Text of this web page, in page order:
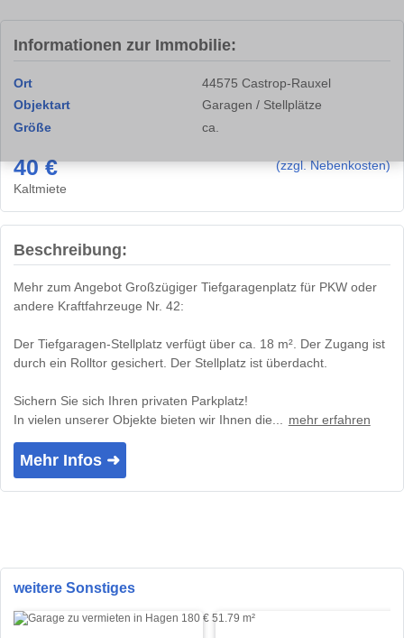
Informationen zur Immobilie:
Ort
44575 Castrop-Rauxel
Objektart
Garagen / Stellplätze
Größe
ca.
40 €
(zzgl. Nebenkosten)
Kaltmiete
Beschreibung:
Mehr zum Angebot Großzügiger Tiefgaragenplatz für PKW oder
andere Kraftfahrzeuge Nr. 42:
Der Tiefgaragen-Stellplatz verfügt über ca. 18 m². Der Zugang ist
durch ein Rolltor gesichert. Der Stellplatz ist überdacht.
Sichern Sie sich Ihren privaten Parkplatz!
In vielen unserer Objekte bieten wir Ihnen die...
mehr erfahren
Mehr Infos ➜
weitere Sonstiges